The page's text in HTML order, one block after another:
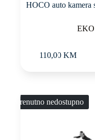
HOCO auto kamera
110,00KM
Trenutno nedostupno